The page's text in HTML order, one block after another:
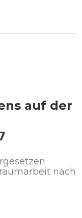
auf der
nach